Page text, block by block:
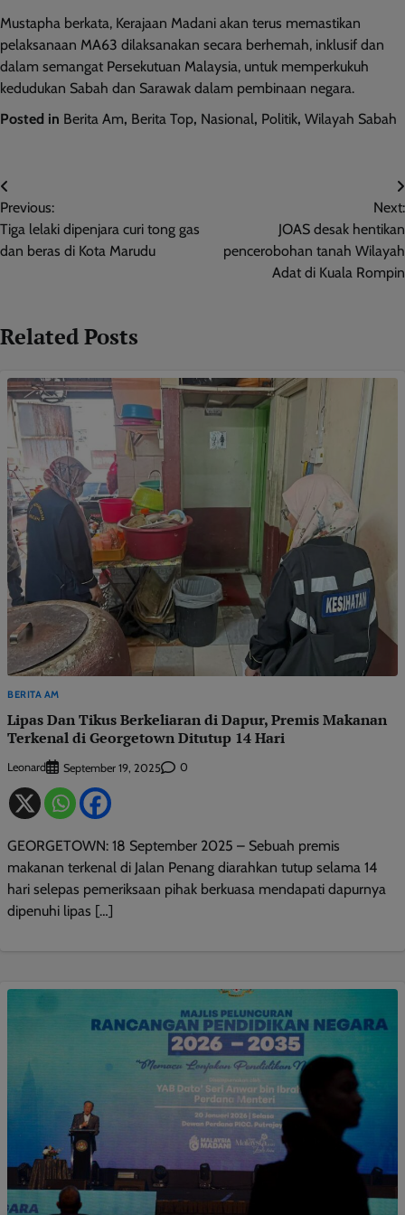
Mustapha berkata, Kerajaan Madani akan terus memastikan
pelaksanaan MA63 dilaksanakan secara berhemah, inklusif dan
dalam semangat Persekutuan Malaysia, untuk memperkukuh
kedudukan Sabah dan Sarawak dalam pembinaan negara.
Posted in Berita Am, Berita Top, Nasional, Politik, Wilayah Sabah
Post
navigation
Previous:
Tiga lelaki dipenjara curi tong gas
dan beras di Kota Marudu
Next:
JOAS desak hentikan
pencerobohan tanah Wilayah
Adat di Kuala Rompin
Related Posts
BERITA AM
Lipas Dan Tikus Berkeliaran di Dapur, Premis Makanan
Terkenal di Georgetown Ditutup 14 Hari
Leonard September 19, 2025 0
GEORGETOWN: 18 September 2025 – Sebuah premis
makanan terkenal di Jalan Penang diarahkan tutup selama 14
hari selepas pemeriksaan pihak berkuasa mendapati dapurnya
dipenuhi lipas […]